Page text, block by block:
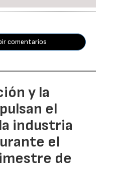
comentarios
y la
el
industria
el
de